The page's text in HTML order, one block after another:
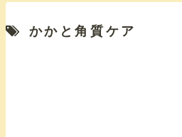
かかと角質ケア